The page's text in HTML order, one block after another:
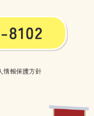
情報保護方針